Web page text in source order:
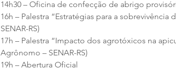
14h30 – Oficina de confecção de abrigo
16h – Palestra “Estratégias para a
SENAR-RS)
17h – Palestra “Impacto dos agrotóxicos na
Agrônomo – SENAR-RS)
19h – Abertura Oficial